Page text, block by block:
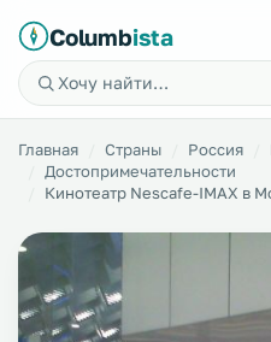
Columbista
Главная Страны Россия
Достопримечательности
Кинотеатр Nescafe-IMAX в